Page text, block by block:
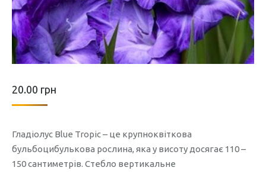
20.00 грн
Гладіолус Blue Tropic – це крупноквіткова
бульбоцибулькова рослина, яка у висоту досягає 110 –
150 сантиметрів. Стебло вертикальне